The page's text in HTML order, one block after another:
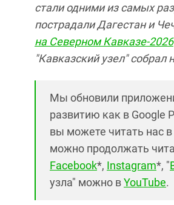
стали одними из самых
пострадали Дагестан и
на Северном Кавказе-2026
"Кавказский узел" собрал
Мы обновили
развитию как в Google
вы можете читать нас в
можно продолжать
Facebook*, Instagram*, "
узла" можно вYouTube.